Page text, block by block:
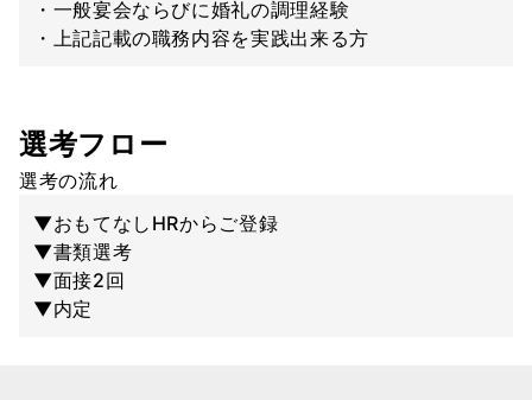
・一般宴会ならびに婚礼の調理経験
・上記記載の職務内容を実践出来る方
選考フロー
選考の流れ
▼おもてなしHRからご登録
▼書類選考
▼面接2回
▼内定